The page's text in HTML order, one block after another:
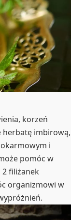
korzeń
herbatę imbirową,
i
pomóc w
2 filiżanek
organizmowi w